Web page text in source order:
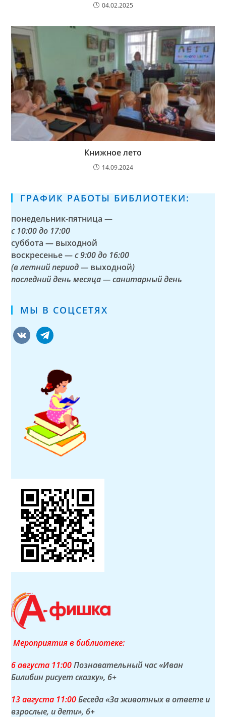
04.02.2025
Книжное лето
14.09.2024
ГРАФИК РАБОТЫ БИБЛИОТЕКИ:
понедельник-пятница —
с 10:00 до 17:00
суббота — выходной
воскресенье —с 9:00 до 16:00
(в летний период — выходной)
последний день месяца — санитарный день
МЫ В СОЦСЕТЯХ
vkontaktetelegram
Мероприятия в библиотеке:
6 августа 11:00Познавательный час «Иван
Билибин рисует сказку», 6+
13 августа 11:00Беседа «За животных в ответе и
взрослые, и дети», 6+